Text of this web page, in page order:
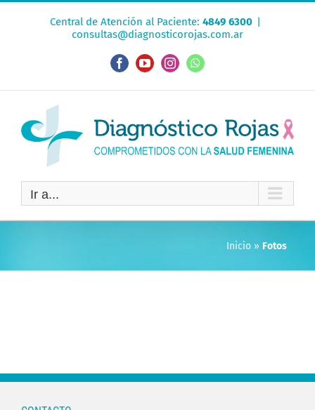
Central de Atención al Paciente: 4849 6300 |
consultas@diagnosticorojas.com.ar
FacebookYouTubeInstagramWhatsApp
Ir a...
Inicio » Fotos